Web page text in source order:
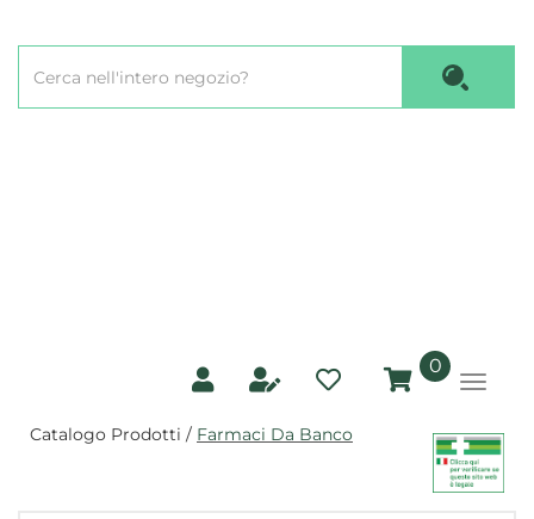
principale
Prodotto
0prodotti
inseriti
Catalogo Prodotti / Farmaci Da Banco